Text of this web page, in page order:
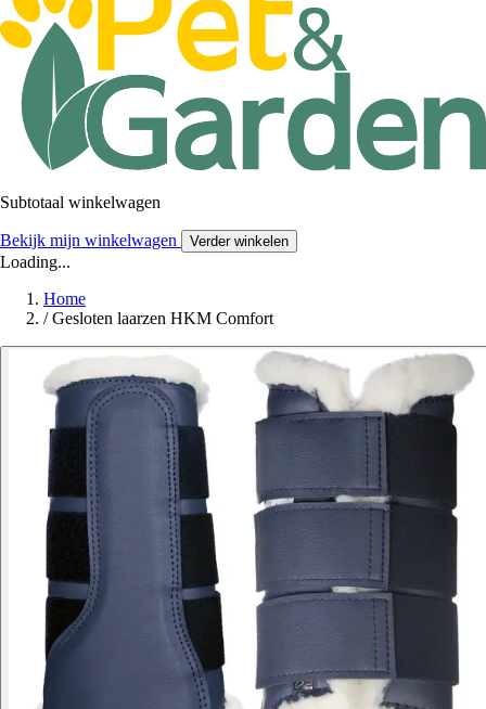
Subtotaal winkelwagen
Bekijk mijn winkelwagen Verder winkelen
Loading...
Home
/ Gesloten laarzen HKM Comfort